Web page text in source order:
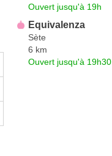
Ouvert jusqu'à 19h
Equivalenza
Sète
6 km
Ouvert jusqu'à 19h30